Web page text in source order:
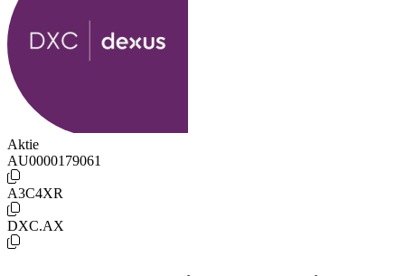
Aktie
AU0000179061
A3C4XR
DXC.AX